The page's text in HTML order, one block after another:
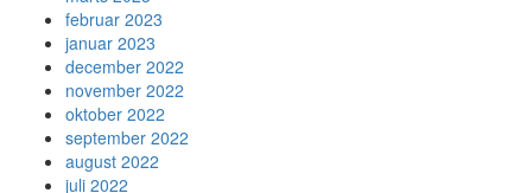
februar 2023
januar 2023
december 2022
november 2022
oktober 2022
september 2022
august 2022
juli 2022